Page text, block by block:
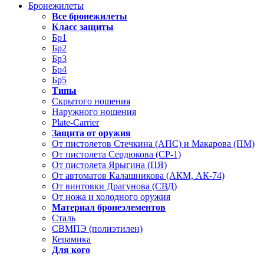
Бронежилеты
Все бронежилеты
Класс защиты
Бр1
Бр2
Бр3
Бр4
Бр5
Типы
Скрытого ношения
Наружного ношения
Plate-Carrier
Защита от оружия
От пистолетов Стечкина (АПС) и Макарова (ПМ)
От пистолета Сердюкова (СР-1)
От пистолета Ярыгина (ПЯ)
От автоматов Калашникова (АКМ, АК-74)
От винтовки Драгунова (СВД)
От ножа и холодного оружия
Материал бронеэлементов
Сталь
СВМПЭ (полиэтилен)
Керамика
Для кого